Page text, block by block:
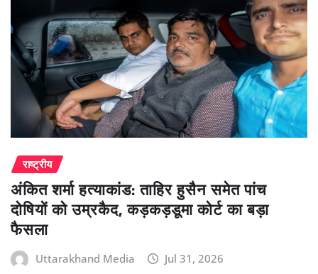
राष्ट्रीय
अंकित शर्मा हत्याकांड: ताहिर हुसैन समेत पांच
दोषियों को उम्रकैद, कड़कड़डूमा कोर्ट का बड़ा
फैसला
Uttarakhand Media Jul 31, 2026